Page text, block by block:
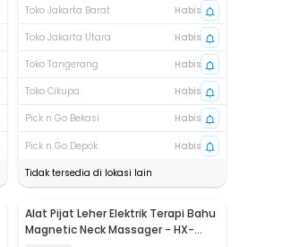
Toko Jakarta Barat
Habis
Toko Jakarta Utara
Habis
Toko Tangerang
Habis
Toko Cikupa
Habis
Pick n Go Bekasi
Habis
Pick n Go Depok
Habis
Tidak tersedia di lokasi lain
Alat Pijat Leher Elektrik Terapi Bahu
Magnetic Neck Massager - HX-